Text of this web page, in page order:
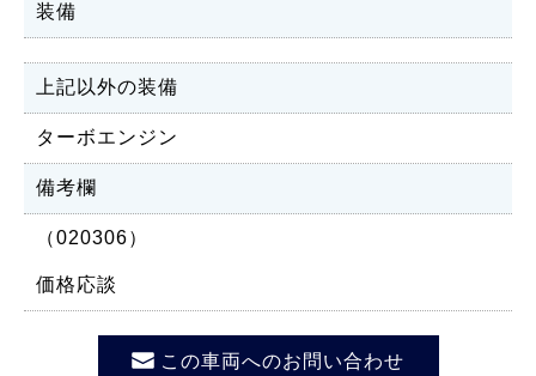
装備
上記以外の装備
ターボエンジン
備考欄
（020306）
価格応談
この車両へのお問い合わせ